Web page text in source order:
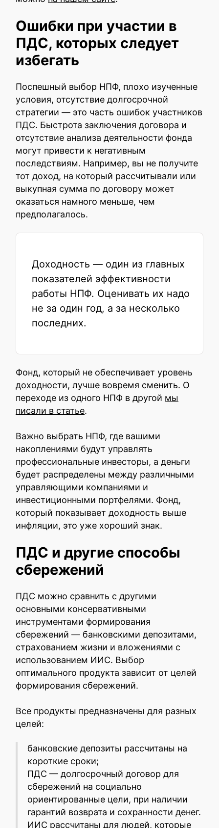
Ошибки при участии в
ПДС, которых следует
избегать
Поспешный выбор НПФ, плохо изученные
условия, отсутствие долгосрочной
стратегии — это часть ошибок участников
ПДС. Быстрота заключения договора и
отсутствие анализа деятельности фонда
могут привести к негативным
последствиям. Например, вы не получите
тот доход, на который рассчитывали или
выкупная сумма по договору может
оказаться намного меньше, чем
предполагалось.
Доходность — один из главных
показателей эффективности
работы НПФ. Оценивать их надо
не за один год, а за несколько
последних.
Фонд, который не обеспечивает уровень
доходности, лучше вовремя сменить. О
переходе из одного НПФ в другой мы
писали в статье.
Важно выбрать НПФ, где вашими
накоплениями будут управлять
профессиональные инвесторы, а деньги
будет распределены между различными
управляющими компаниями и
инвестиционными портфелями. Фонд,
который показывает доходность выше
инфляции, это уже хороший знак.
ПДС и другие способы
сбережений
ПДС можно сравнить с другими
основными консервативными
инструментами формирования
сбережений — банковскими депозитами,
страхованием жизни и вложениями с
использованием ИИС. Выбор
оптимального продукта зависит от целей
формирования сбережений.
Все продукты предназначены для разных
целей:
банковские депозиты рассчитаны на
короткие сроки;
ПДС — долгосрочный договор для
сбережений на социально
ориентированные цели, при наличии
гарантий возврата и сохранности денег.
ИИС рассчитаны для людей, которые